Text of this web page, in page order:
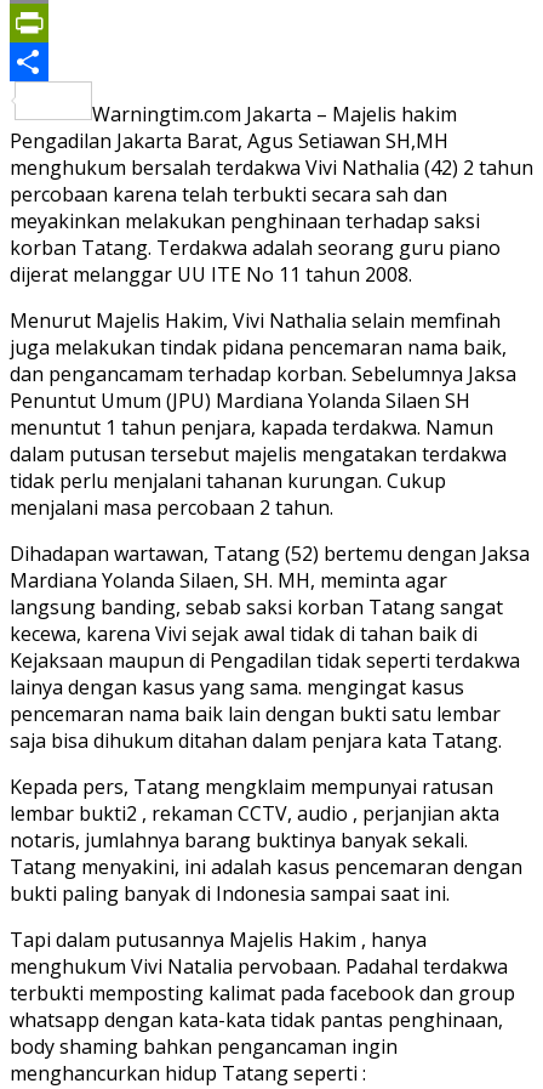
Print
PrintFriendly
Share
Warningtim.com Jakarta – Majelis hakim
Pengadilan Jakarta Barat, Agus Setiawan SH,MH
menghukum bersalah terdakwa Vivi Nathalia (42) 2 tahun
percobaan karena telah terbukti secara sah dan
meyakinkan melakukan penghinaan terhadap saksi
korban Tatang. Terdakwa adalah seorang guru piano
dijerat melanggar UU ITE No 11 tahun 2008.
Menurut Majelis Hakim, Vivi Nathalia selain memfinah
juga melakukan tindak pidana pencemaran nama baik,
dan pengancamam terhadap korban. Sebelumnya Jaksa
Penuntut Umum (JPU) Mardiana Yolanda Silaen SH
menuntut 1 tahun penjara, kapada terdakwa. Namun
dalam putusan tersebut majelis mengatakan terdakwa
tidak perlu menjalani tahanan kurungan. Cukup
menjalani masa percobaan 2 tahun.
Dihadapan wartawan, Tatang (52) bertemu dengan Jaksa
Mardiana Yolanda Silaen, SH. MH, meminta agar
langsung banding, sebab saksi korban Tatang sangat
kecewa, karena Vivi sejak awal tidak di tahan baik di
Kejaksaan maupun di Pengadilan tidak seperti terdakwa
lainya dengan kasus yang sama. mengingat kasus
pencemaran nama baik lain dengan bukti satu lembar
saja bisa dihukum ditahan dalam penjara kata Tatang.
Kepada pers, Tatang mengklaim mempunyai ratusan
lembar bukti2 , rekaman CCTV, audio , perjanjian akta
notaris, jumlahnya barang buktinya banyak sekali.
Tatang menyakini, ini adalah kasus pencemaran dengan
bukti paling banyak di Indonesia sampai saat ini.
Tapi dalam putusannya Majelis Hakim , hanya
menghukum Vivi Natalia pervobaan. Padahal terdakwa
terbukti memposting kalimat pada facebook dan group
whatsapp dengan kata-kata tidak pantas penghinaan,
body shaming bahkan pengancaman ingin
menghancurkan hidup Tatang seperti :